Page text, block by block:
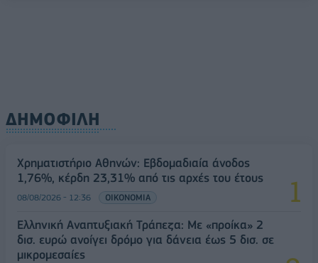
ΔΗΜΟΦΙΛΗ
Χρηματιστήριο Αθηνών: Εβδομαδιαία άνοδος
1,76%, κέρδη 23,31% από τις αρχές του έτους
08/08/2026 - 12:36 ΟΙΚΟΝΟΜΙΑ
Ελληνική Αναπτυξιακή Τράπεζα: Με «προίκα» 2
δισ. ευρώ ανοίγει δρόμο για δάνεια έως 5 δισ. σε
μικρομεσαίες